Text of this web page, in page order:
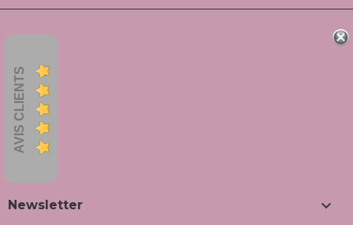
AVIS CLIENTS
Newsletter 